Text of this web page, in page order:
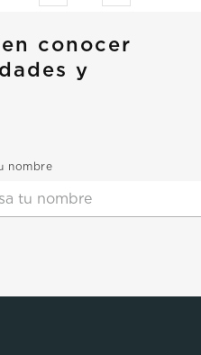
conocer
y
nombre